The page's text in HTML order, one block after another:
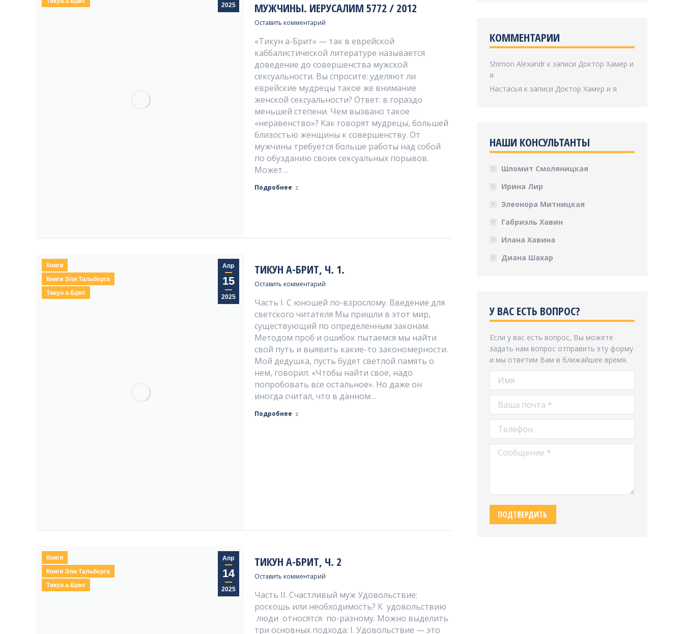
2025
МУЖЧИНЫ. ИЕРУСАЛИМ 5772 / 2012
Оставить комментарий
«Тикун а-Брит» — так в еврейской
каббалистической литературе называется
доведение до совершенства мужской
сексуальности. Вы спросите: уделяют ли
еврейские мудрецы такое же внимание
женской сексуальности? Ответ: в гораздо
меньшей степени. Чем вызвано такое
«неравенство»? Как говорят мудрецы, большей
близостью женщины к совершенству. От
мужчины требуется больше работы над собой
по обузданию своих сексуальных порывов.
Может…
Подробнее
Апр
15
2025
Книги
Книги Эли Тальберга
Тикун а-Брит
ТИКУН А-БРИТ, Ч. 1.
Оставить комментарий
Часть I. С юношей по-взрослому. Введение для
светского читателя Мы пришли в этот мир,
существующий по определенным законам.
Методом проб и ошибок пытаемся мы найти
свой путь и выявить какие-то закономерности.
Мой дедушка, пусть будет светлой память о
нем, говорил: «Чтобы найти свое, надо
попробовать все остальное». Но даже он
иногда считал, что в данном…
Подробнее
Апр
14
2025
Книги
Книги Эли Тальберга
Тикун а-Брит
ТИКУН А-БРИТ, Ч. 2
Оставить комментарий
Часть II. Счастливый муж Удовольствие:
роскошь или необходимость? К удовольствию
люди относятся по-разному. Можно выделить
три основных подхода: I. Удовольствие — это
КОММЕНТАРИИ
Shimon Alexandr к записи Доктор Хамер и
я
Настасья к записи Доктор Хамер и я
НАШИ КОНСУЛЬТАНТЫ
Шломит Смоляницкая
Ирина Лир
Элеонора Митницкая
Габриэль Хавин
Илана Хавина
Диана Шахар
У ВАС ЕСТЬ ВОПРОС?
Если у вас есть вопрос, Вы можете
задать нам вопрос отправить эту форму
и мы ответим Вам в ближайшее время.
Имя
Ваша почта *
Телефон
Сообщение *
ПОДТВЕРДИТЬ